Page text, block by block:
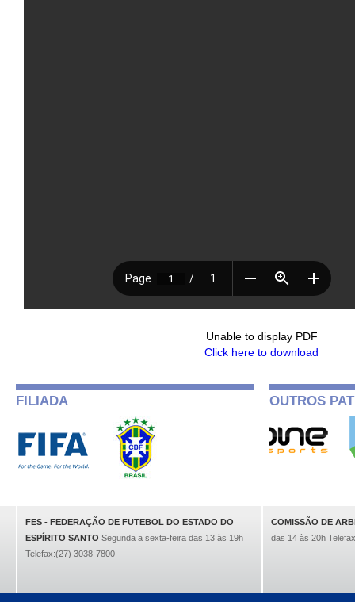
Unable to display PDF
Click here to download
FILIADA OUTROS
FES - FEDERAÇÃO DE FUTEBOL DO ESTADO DO
ESPÍRITO SANTO Segunda a sexta-feira das 13 às 19h
Telefax:(27) 3038-7800
COMISSÃO DE
das 14 às 20h